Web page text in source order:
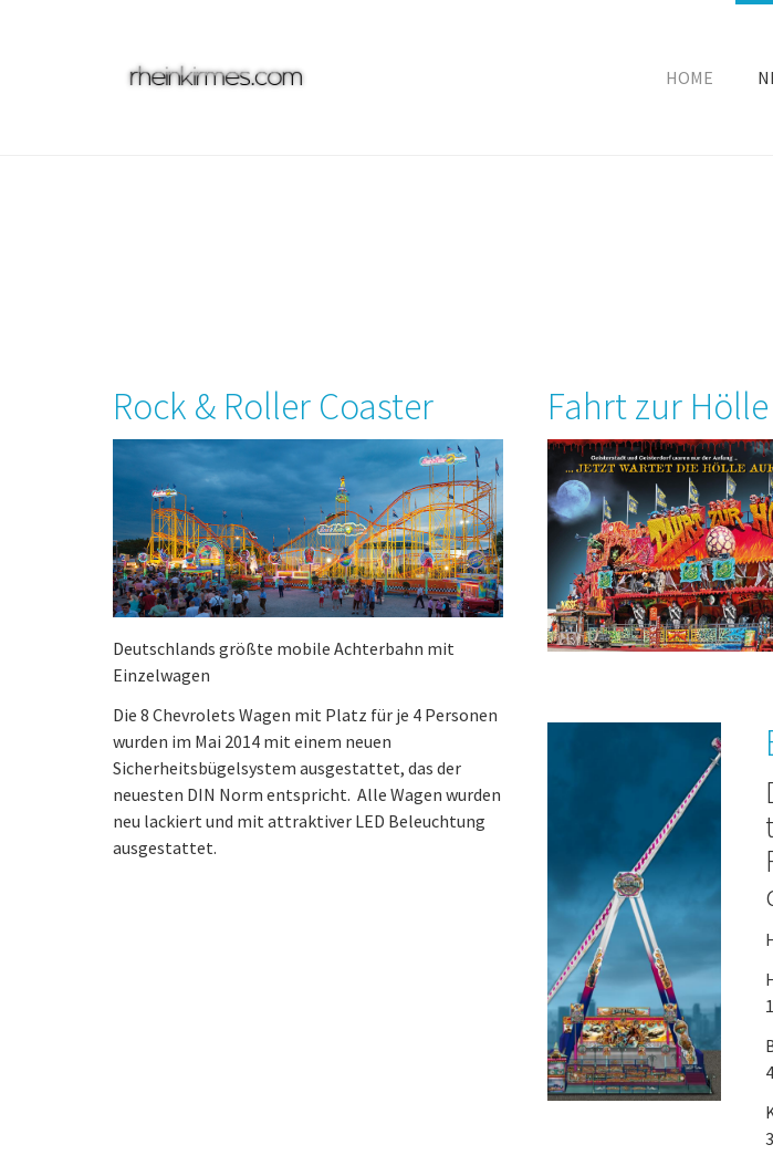
HOME
Rock & Roller Coaster
Deutschlands größte mobile Achterbahn mit
Einzelwagen
Die 8 Chevrolets Wagen mit Platz für je 4 Personen
wurden im Mai 2014 mit einem neuen
Sicherheitsbügelsystem ausgestattet, das der
neuesten DIN Norm entspricht. Alle Wagen wurden
neu lackiert und mit attraktiver LED Beleuchtung
ausgestattet.
Fahrt zur